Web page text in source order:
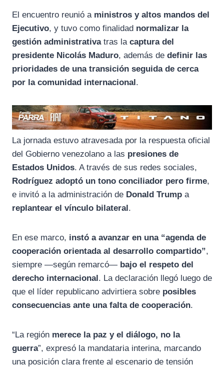
El encuentro reunió a ministros y altos mandos del
Ejecutivo, y tuvo como finalidad normalizar la
gestión administrativatras la captura del
presidente Nicolás Maduro, además de definir las
prioridades de una transición seguida de cerca
por la comunidad internacional.
La jornada estuvo atravesada por la respuesta oficial
del Gobierno venezolano a las presiones de
Estados Unidos. A través de sus redes sociales,
Rodríguez adoptó un tono conciliador pero firme,
e invitó a la administración de Donald Trump a
replantear el vínculo bilateral.
En ese marco, instó a avanzar en una “agenda de
cooperación orientada al desarrollo compartido”,
siempre —según remarcó— bajo el respeto del
derecho internacional. La declaración llegó luego de
que el líder republicano advirtiera sobre posibles
consecuencias ante una falta de cooperación.
“La región merece la paz y el diálogo, no la
guerra”, expresó la mandataria interina, marcando
una posición clara frente al escenario de tensión